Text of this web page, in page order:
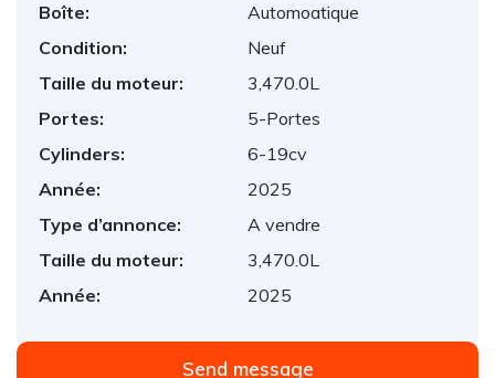
Boîte:
Automoatique
Condition:
Neuf
Taille du moteur:
3,470.0L
Portes:
5-Portes
Cylinders:
6-19cv
Année:
2025
Type d’annonce:
A vendre
Taille du moteur:
3,470.0L
Année:
2025
Send message